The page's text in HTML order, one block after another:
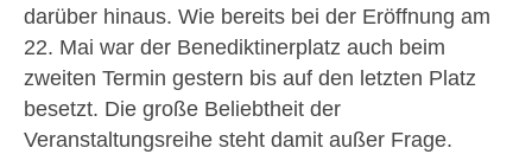
darüber hinaus. Wie bereits bei der Eröffnung am
22. Mai war der Benediktinerplatz auch beim
zweiten Termin gestern bis auf den letzten Platz
besetzt. Die große Beliebtheit der
Veranstaltungsreihe steht damit außer Frage.